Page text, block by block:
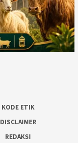
KODE ETIK
DISCLAIMER
REDAKSI